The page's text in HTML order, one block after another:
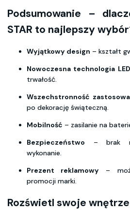
Podsumowanie –
STAR to najlepszy
Wyjątkowy design – kształt
Nowoczesna technologia LED
trwałość.
Wszechstronność
po dekorację świąteczną.
Mobilność – zasilanie na
Bezpieczeństwo – brak
wykonanie.
Prezent reklamowy –
promocji marki.
Rozświetl swoje